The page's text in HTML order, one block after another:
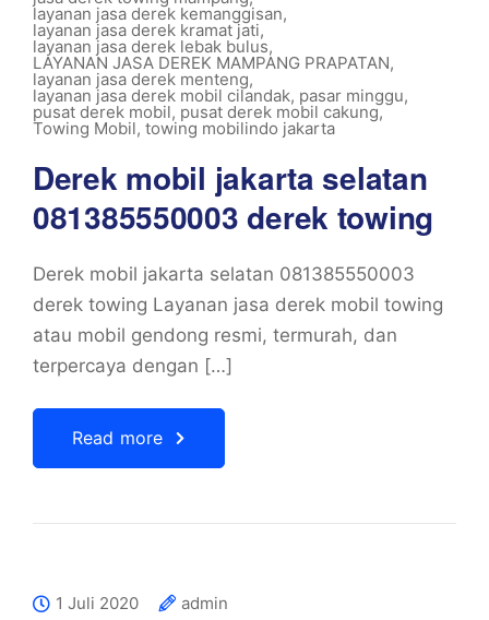
layanan jasa derek kemanggisan,
layanan jasa derek kramat jati,
layanan jasa derek lebak bulus,
LAYANAN JASA DEREK MAMPANG PRAPATAN,
layanan jasa derek menteng,
layanan jasa derek mobil cilandak, pasar minggu,
pusat derek mobil, pusat derek mobil cakung,
Towing Mobil, towing mobilindo jakarta
Derek mobil jakarta selatan
081385550003 derek towing
Derek mobil jakarta selatan 081385550003
derek towing Layanan jasa derek mobil towing
atau mobil gendong resmi, termurah, dan
terpercaya dengan […]
Read more
1 Juli 2020
admin